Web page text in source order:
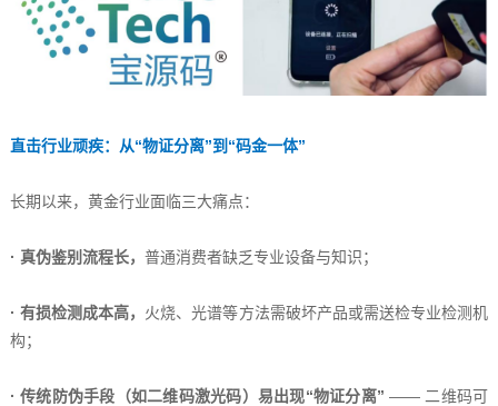
直击行业顽疾：从“物证分离”到“码金一体”
长期以来，黄金行业面临三大痛点：
· 真伪鉴别流程长， 普通消费者缺乏专业设备与知识；
· 有损检测成本高， 火烧、光谱等方法需破坏产品或需送检专业检测机
构；
· 传统防伪手段（如二维码激光码）易出现“物证分离” —— 二维码可